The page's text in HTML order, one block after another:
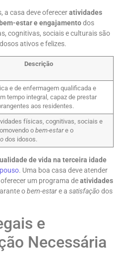
a casa deve ofereceratividades
bem-estar e engajamentodos
cognitivas, sociais e culturais são
ativos e felizes.
Descrição
e de enfermagem qualificada e
tempo integral, capaz de prestar
aos residentes.
físicas, cognitivas, sociais e
obem-estare o
dos idosos.
de vida na terceira idade
. Uma boa casa deve atender
um programa deatividades
obem-estare a satisfação dos
e
Necessária